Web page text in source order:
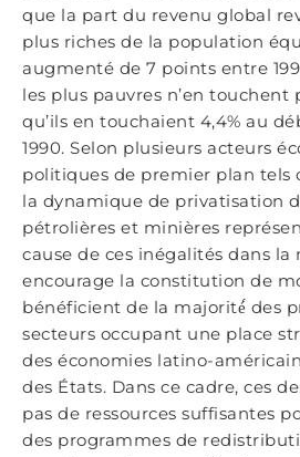
que la part du revenu global
plus riches de la population
augmenté de 7 points entre
les plus pauvres n’en touchent
qu’ils en touchaient 4,4% au
1990. Selon plusieurs acteurs
politiques de premier plan tels
la dynamique de privatisation
pétrolières et minières
cause de ces inégalités dans la
encourage la constitution de
bénéficient de la majorité́ des
secteurs occupant une place
des économies latino-
des États. Dans ce cadre, ces
pas de ressources suffisantes
des programmes de